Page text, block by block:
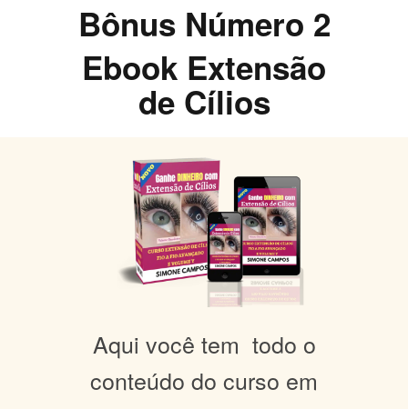
Bônus Número 2
Ebook Extensão
de Cílios
Aqui você tem todo o
conteúdo do curso em